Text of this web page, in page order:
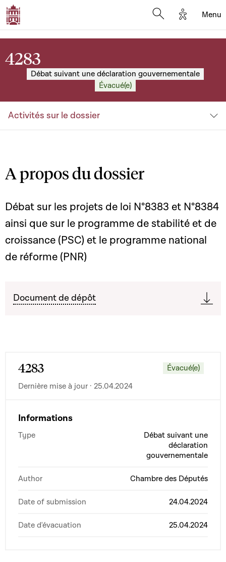
Options
Menu
4283
Débat suivant une déclaration gouvernementale
Évacué(e)
Activités sur le dossier
A propos du dossier
Débat sur les projets de loi N°8383 et N°8384
ainsi que sur le programme de stabilité et de
croissance (PSC) et le programme national
de réforme (PNR)
Document de dépôt
4283
Évacué(e)
Dernière mise à jour · 25.04.2024
Informations
Type
Débat suivant une
déclaration
gouvernementale
Author Chambre des Députés
Date of submission 24.04.2024
Date d'évacuation 25.04.2024